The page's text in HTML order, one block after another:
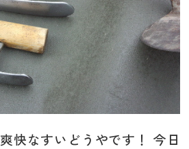
快なすいどうやです！ 今日